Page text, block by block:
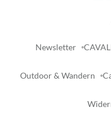
Newsletter
Outdoor & Wandern